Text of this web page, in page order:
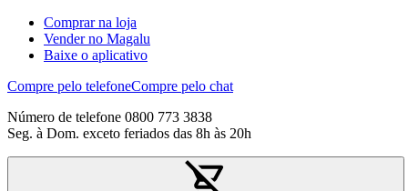
Comprar na loja
Vender no Magalu
Baixe o aplicativo
Compre pelo telefoneCompre pelo chat
Número de telefone 0800 773 3838
Seg. à Dom. exceto feriados das 8h às 20h